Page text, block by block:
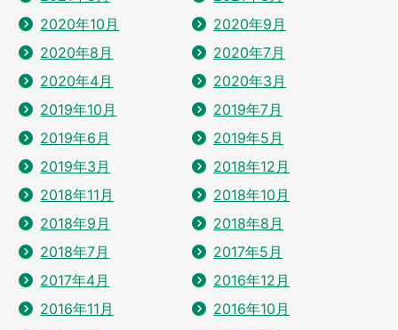
2020年10月
2020年9月
2020年8月
2020年7月
2020年4月
2020年3月
2019年10月
2019年7月
2019年6月
2019年5月
2019年3月
2018年12月
2018年11月
2018年10月
2018年9月
2018年8月
2018年7月
2017年5月
2017年4月
2016年12月
2016年11月
2016年10月